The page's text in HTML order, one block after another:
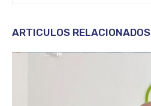
ARTICULOS RELACIONADOS